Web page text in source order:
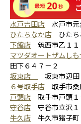
水戸吉田店 水戸市元
ひたちなか店 ひたち
下館店 筑西市乙１１
マツダオートザムし
田下６４７－２
坂東店
坂東市辺田
６号取手店 取手市桑
戸頭店 取手市戸頭１
守谷店 守谷市立沢１
牛久店 牛久市猪子町